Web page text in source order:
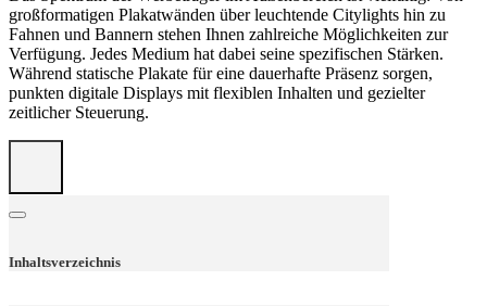
großformatigen Plakatwänden über leuchtende Citylights hin zu
Fahnen und Bannern stehen Ihnen zahlreiche Möglichkeiten zur
Verfügung. Jedes Medium hat dabei seine spezifischen Stärken.
Während statische Plakate für eine dauerhafte Präsenz sorgen,
punkten digitale Displays mit flexiblen Inhalten und gezielter
zeitlicher Steuerung.
Inhaltsverzeichnis